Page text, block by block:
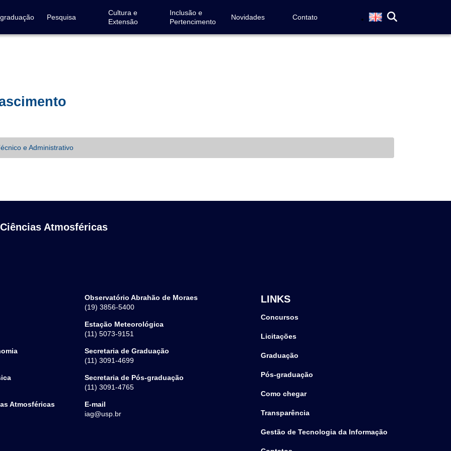
Pesquisa
Cultura e
Extensão
Inclusão e
Pertencimento
Novidades Contato
e Administrativo
Atmosféricas
Atmosféricas
Observatório Abrahão de Moraes
(19) 3856-5400
Estação Meteorológica
(11) 5073-9151
Secretaria de Graduação
(11) 3091-4699
Secretaria de Pós-graduação
(11) 3091-4765
E-mail
iag@usp.br
LINKS
Concursos
Licitações
Graduação
Pós-graduação
Como chegar
Transparência
Gestão de Tecnologia da Informação